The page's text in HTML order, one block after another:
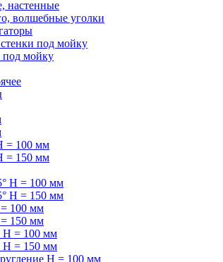
настенные
волшебные уголки
под мойку
под мойку
= 100 мм
= 150 мм
H = 100 мм
H = 150 мм
100 мм
150 мм
H = 100 мм
H = 150 мм
H = 100 мм